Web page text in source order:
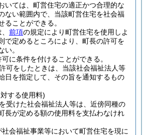
いては、町営住宅の適正かつ合理的な
ない範囲内で、当該町営住宅を社会福
ることができる。
前項の規定により町営住宅を使用しよ
で定めるところにより、町長の許可を
い。
可に条件を付けることができる。
可をしたときは、当該社会福祉法人等
日を指定して、その旨を通知するもの
する使用料)
受けた社会福祉法人等は、近傍同種の
長が定める額の使用料を支払わなけれ
会福祉事業等において町営住宅を現に